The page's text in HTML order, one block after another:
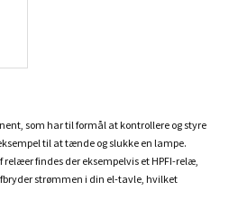
som har til formål at kontrollere og styre
til at tænde og slukke en lampe.
findes der eksempelvis et HPFI-relæ,
strømmen i din el-tavle, hvilket